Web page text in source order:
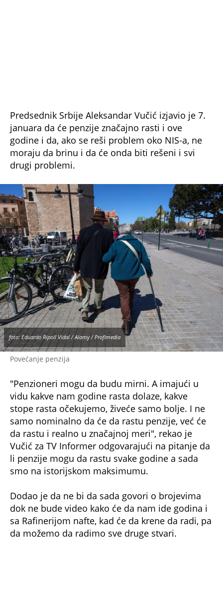
Predsednik Srbije Aleksandar Vučić izjavio je 7.
januara da će penzije značajno rasti i ove
godine i da, ako se reši problem oko NIS-a, ne
moraju da brinu i da će onda biti rešeni i svi
drugi problemi.
Povećanje penzija
foto: Eduardo Ripoll Vidal / Alamy / Profimedia
"Penzioneri mogu da budu mirni. A imajući u
vidu kakve nam godine rasta dolaze, kakve
stope rasta očekujemo, živeće samo bolje. I ne
samo nominalno da će da rastu penzije, već će
da rastu i realno u značajnoj meri", rekao je
Vučić za TV Informer odgovarajući na pitanje da
li penzije mogu da rastu svake godine a sada
smo na istorijskom maksimumu.
Dodao je da ne bi da sada govori o brojevima
dok ne bude video kako će da nam ide godina i
sa Rafinerijom nafte, kad će da krene da radi, pa
da možemo da radimo sve druge stvari.